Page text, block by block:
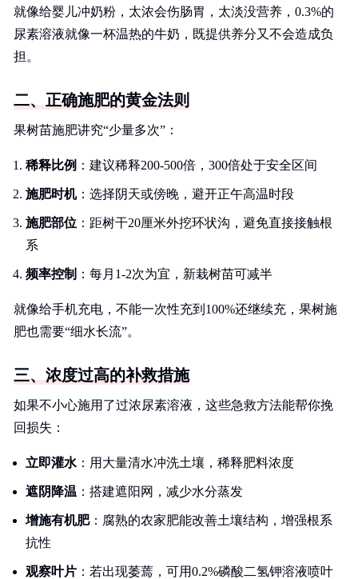
就像给婴儿冲奶粉，太浓会伤肠胃，太淡没营养，0.3%的
尿素溶液就像一杯温热的牛奶，既提供养分又不会造成负
担。
二、正确施肥的黄金法则
果树苗施肥讲究“少量多次”：
稀释比例 ：建议稀释200-500倍，300倍处于安全区间
施肥时机：选择阴天或傍晚，避开正午高温时段
施肥部位 ：距树干20厘米外挖环状沟，避免直接接触根
系
频率控制 ：每月1-2次为宜，新栽树苗可减半
就像给手机充电，不能一次性充到100%还继续充，果树施
肥也需要“细水长流”。
三、浓度过高的补救措施
如果不小心施用了过浓尿素溶液，这些急救方法能帮你挽
回损失：
立即灌水 ：用大量清水冲洗土壤，稀释肥料浓度
遮阴降温 ：搭建遮阳网，减少水分蒸发
增施有机肥：腐熟的农家肥能改善土壤结构，增强根系
抗性
观察叶片 ：若出现萎蔫，可用0.2%磷酸二氢钾溶液喷叶